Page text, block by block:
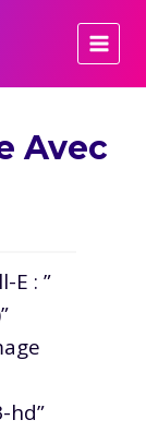
Avec
E : ”
hd”